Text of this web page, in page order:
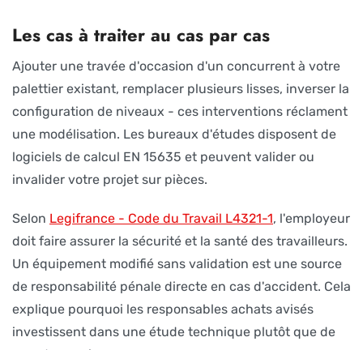
Les cas à traiter au cas par cas
Ajouter une travée d'occasion d'un concurrent à votre
palettier existant, remplacer plusieurs lisses, inverser la
configuration de niveaux - ces interventions réclament
une modélisation. Les bureaux d'études disposent de
logiciels de calcul EN 15635 et peuvent valider ou
invalider votre projet sur pièces.
Selon Legifrance - Code du Travail L4321-1, l'employeur
doit faire assurer la sécurité et la santé des travailleurs.
Un équipement modifié sans validation est une source
de responsabilité pénale directe en cas d'accident. Cela
explique pourquoi les responsables achats avisés
investissent dans une étude technique plutôt que de